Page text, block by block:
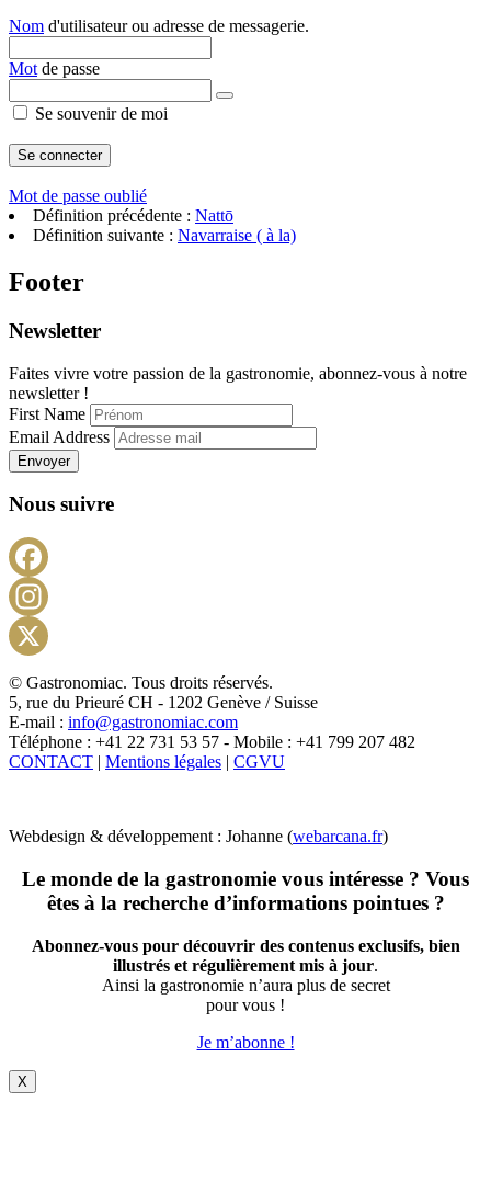
Nom d'utilisateur ou adresse de messagerie.
Mot de passe
Se souvenir de moi
Mot de passe oublié
Définition précédente : Nattō
Définition suivante : Navarraise ( à la)
Footer
Newsletter
Faites vivre votre passion de la gastronomie, abonnez-vous à notre
newsletter !
First Name
Email Address
Envoyer
Nous suivre
X
© Gastronomiac. Tous droits réservés.
5, rue du Prieuré CH - 1202 Genève / Suisse
E-mail : info@gastronomiac.com
Téléphone : +41 22 731 53 57 - Mobile : +41 799 207 482
CONTACT | Mentions légales | CGVU
Webdesign & développement : Johanne (webarcana.fr)
Le monde de la gastronomie vous intéresse ? Vous
êtes à la recherche d’informations pointues ?
Abonnez-vous pour découvrir des contenus exclusifs, bien
illustrés et régulièrement mis à jour.
Ainsi la gastronomie n’aura plus de secret
pour vous !
Je m’abonne !
X